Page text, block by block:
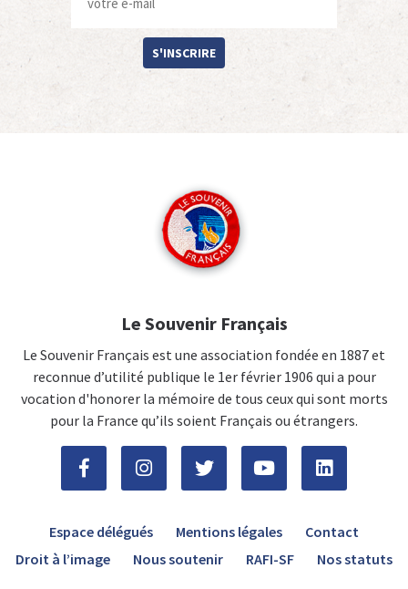
S'INSCRIRE
Le Souvenir Français
Le Souvenir Français est une association fondée en 1887 et
reconnue d’utilité publique le 1er février 1906 qui a pour
vocation d'honorer la mémoire de tous ceux qui sont morts
pour la France qu’ils soient Français ou étrangers.
Espace délégués Mentions légales
Contact
Droit à l’image
Nous soutenir RAFI-SF Nos statuts